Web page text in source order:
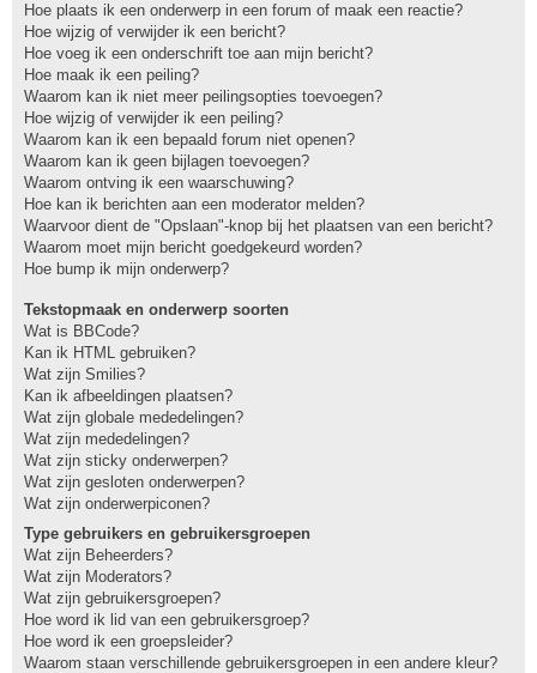
Hoe plaats ik een onderwerp in een forum of maak een reactie?
Hoe wijzig of verwijder ik een bericht?
Hoe voeg ik een onderschrift toe aan mijn bericht?
Hoe maak ik een peiling?
Waarom kan ik niet meer peilingsopties toevoegen?
Hoe wijzig of verwijder ik een peiling?
Waarom kan ik een bepaald forum niet openen?
Waarom kan ik geen bijlagen toevoegen?
Waarom ontving ik een waarschuwing?
Hoe kan ik berichten aan een moderator melden?
Waarvoor dient de "Opslaan"-knop bij het plaatsen van een bericht?
Waarom moet mijn bericht goedgekeurd worden?
Hoe bump ik mijn onderwerp?
Tekstopmaak en onderwerp soorten
Wat is BBCode?
Kan ik HTML gebruiken?
Wat zijn Smilies?
Kan ik afbeeldingen plaatsen?
Wat zijn globale mededelingen?
Wat zijn mededelingen?
Wat zijn sticky onderwerpen?
Wat zijn gesloten onderwerpen?
Wat zijn onderwerpiconen?
Type gebruikers en gebruikersgroepen
Wat zijn Beheerders?
Wat zijn Moderators?
Wat zijn gebruikersgroepen?
Hoe word ik lid van een gebruikersgroep?
Hoe word ik een groepsleider?
Waarom staan verschillende gebruikersgroepen in een andere kleur?